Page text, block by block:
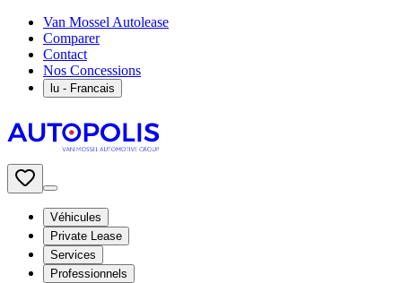
Van Mossel Autolease
Comparer
Contact
Nos Concessions
lu - Francais
Véhicules
Private Lease
Services
Professionnels